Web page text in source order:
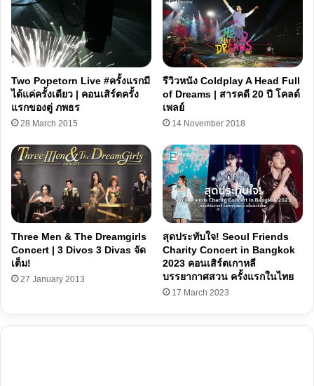
Two Popetorn Live #ครั้งแรกมี
ได้แค่ครั้งเดียว | คอนเสิร์ตครั้ง
แรกของตู่ ภพธร
28 March 2015
รีวิวหนัง Coldplay A Head Full
of Dreams | สารคดี 20 ปี โคลด์
เพลย์
14 November 2018
Three Men & The Dreamgirls
Concert | 3 Divos 3 Divas จัด
เต็ม!
27 January 2013
สุดประทับใจ! Seoul Friends
Charity Concert in Bangkok
2023 คอนเสิร์ตเกาหลี
บรรยากาศสวน ครั้งแรกในไทย
17 March 2023